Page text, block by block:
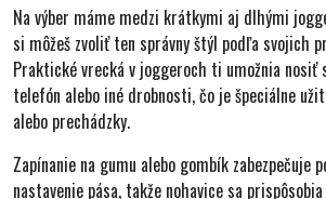
Na výber máme medzi krátkymi aj dlhými
si môžeš zvoliť ten správny štýl podľa svojich
Praktické vrecká v joggeroch ti umožnia nosiť
telefón alebo iné drobnosti, čo je špeciálne
alebo prechádzky.
Zapínanie na gumu alebo gombík zabezpečuje
nastavenie pása, takže nohavice sa